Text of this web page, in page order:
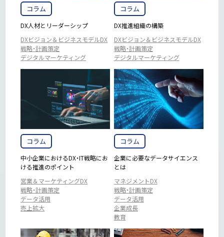
コラム
DX人材とリーダーシップ
DXビジョン＆ビジネスモデルDX
戦略・計画策定
デジタルマーケティング
コラム
DX推進組織の構築
DXビジョン＆ビジネスモデルDX
戦略・計画策定
デジタルマーケティング
コラム
中小企業におけるDX・IT戦略にお
ける推進のポイント
営業＆マーケティングDX
戦略・計画策定
データ活用
売上拡大
コラム
企業に必要なデータサイエンス
とは
マネジメントDX
戦略・計画策定
データ活用
企業成長
教育